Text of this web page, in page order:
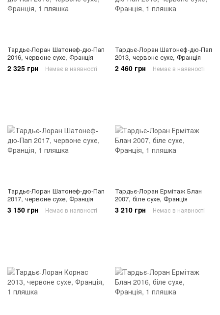
Тардьє-Лоран Шатонеф-дю-Пап
2016, червоне сухе, Франція
2 325 грн Немає в наявності
Тардьє-Лоран Шатонеф-дю-Пап
2013, червоне сухе, Франція
2 460 грн Немає в наявності
Тардьє-Лоран Шатонеф-дю-Пап
2017, червоне сухе, Франція
3 150 грн Немає в наявності
Тардьє-Лоран Ермітаж Блан
2007, біле сухе, Франція
3 210 грн Немає в наявності